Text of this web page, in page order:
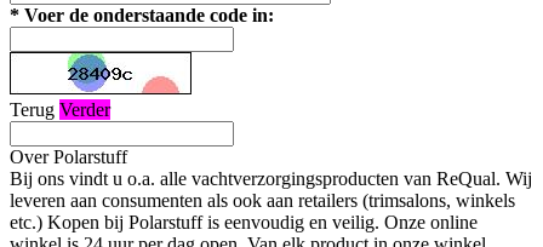
* Voer de onderstaande code in:
Terug Verder
Over Polarstuff
Bij ons vindt u o.a. alle vachtverzorgingsproducten van ReQual. Wij
leveren aan consumenten als ook aan retailers (trimsalons, winkels
etc.) Kopen bij Polarstuff is eenvoudig en veilig. Onze online